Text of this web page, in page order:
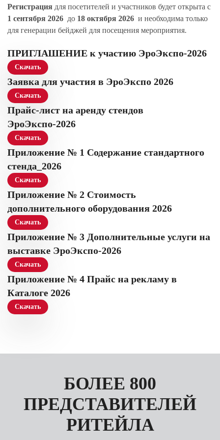
Регистрация для посетителей и участников будет открыта с
1 сентября 2026 до 18 октября 2026 и необходима только
для генерации бейджей для посещения мероприятия.
ПРИГЛАШЕНИЕ к участию ЭроЭкспо-2026
Скачать
Заявка для участия в ЭроЭкспо 2026
Скачать
Прайс-лист на аренду стендов
ЭроЭкспо-2026
Скачать
Приложение № 1 Содержание стандартного
стенда_2026
Скачать
Приложение № 2 Стоимость
дополнительного оборудования 2026
Скачать
Приложение № 3 Дополнительные услуги на
выставке ЭроЭкспо-2026
Скачать
Приложение № 4 Прайс на рекламу в
Каталоге 2026
Скачать
БОЛЕЕ 800
ПРЕДСТАВИТЕЛЕЙ
РИТЕЙЛА